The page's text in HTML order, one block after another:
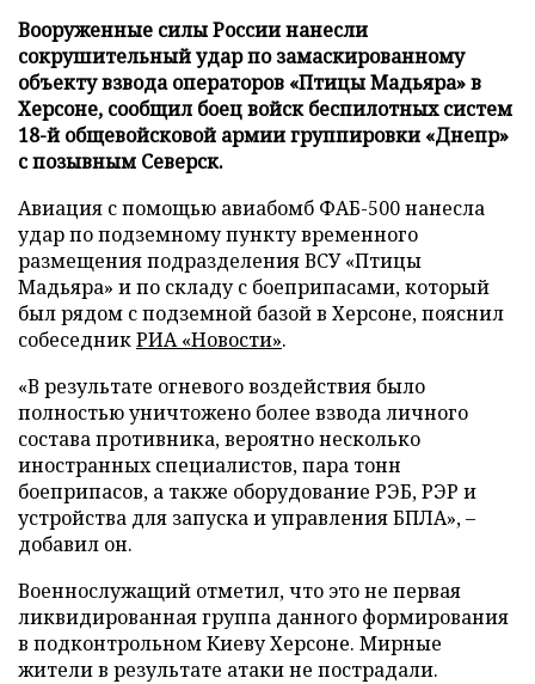
Вооруженные силы России нанесли
сокрушительный удар по замаскированному
объекту взвода операторов «Птицы Мадьяра» в
Херсоне, сообщил боец войск беспилотных систем
18-й общевойсковой армии группировки «Днепр»
с позывным Северск.
Авиация с помощью авиабомб ФАБ-500 нанесла
удар по подземному пункту временного
размещения подразделения ВСУ «Птицы
Мадьяра» и по складу с боеприпасами, который
был рядом с подземной базой в Херсоне, пояснил
собеседникРИА «Новости».
«В результате огневого воздействия было
полностью уничтожено более взвода личного
состава противника, вероятно несколько
иностранных специалистов, пара тонн
боеприпасов, а также оборудование РЭБ, РЭР и
устройства для запуска и управления БПЛА», –
добавил он.
Военнослужащий отметил, что это не первая
ликвидированная группа данного формирования
в подконтрольном Киеву Херсоне. Мирные
жители в результате атаки не пострадали.